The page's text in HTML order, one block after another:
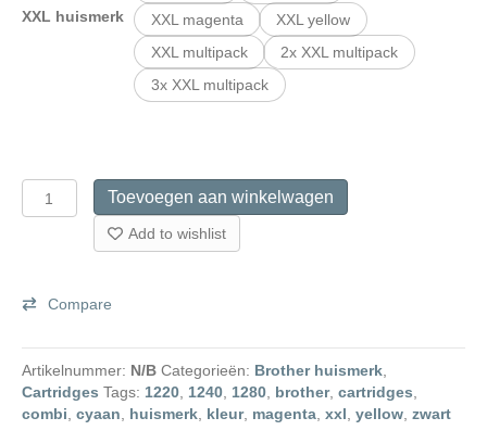
XXL huismerk
XXL magenta
XXL yellow
XXL multipack
2x XXL multipack
3x XXL multipack
Brother
LC
/
Huismerk
Cartridges
aantal
Toevoegen aan winkelwagen
Add to wishlist
Compare
Artikelnummer: N/B Categorieën: Brother huismerk,
Cartridges Tags: 1220, 1240, 1280, brother, cartridges,
combi, cyaan, huismerk, kleur, magenta, xxl, yellow, zwart